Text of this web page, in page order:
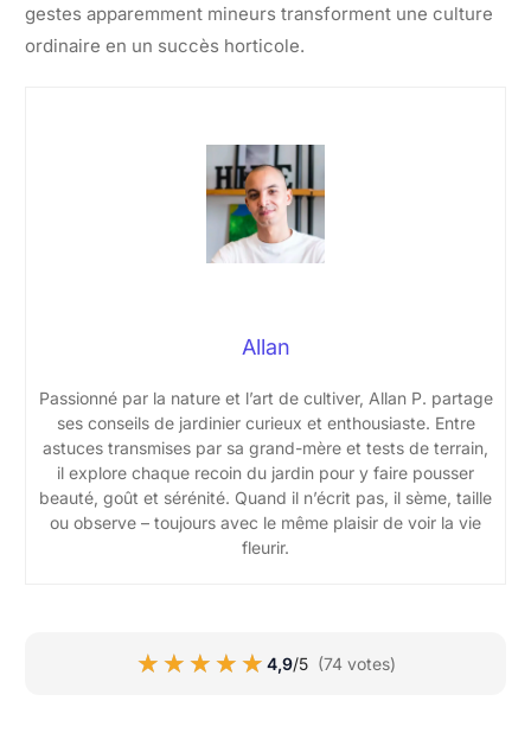
gestes apparemment mineurs transforment une culture
ordinaire en un succès horticole.
Allan
Passionné par la nature et l’art de cultiver, Allan P. partage
ses conseils de jardinier curieux et enthousiaste. Entre
astuces transmises par sa grand-mère et tests de terrain,
il explore chaque recoin du jardin pour y faire pousser
beauté, goût et sérénité. Quand il n’écrit pas, il sème, taille
ou observe – toujours avec le même plaisir de voir la vie
fleurir.
★★★★★
★★★★★ 4,9/5 (74 votes)